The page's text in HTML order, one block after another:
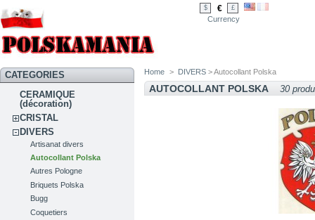
$ € £
Currency
CATEGORIES
CERAMIQUE
(décoration)
CRISTAL
DIVERS
Artisanat divers
Autocollant Polska
Autres Pologne
Briquets Polska
Bugg
Coquetiers
Home > DIVERS > Autocollant Polska
AUTOCOLLANT POLSKA 30